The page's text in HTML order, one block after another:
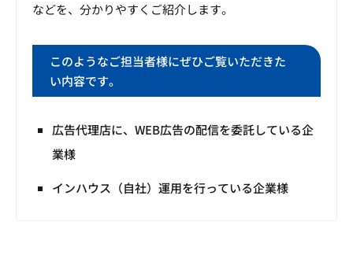
などを、分かりやすくご紹介します。
このようなご担当者様にぜひご覧いただきた
い内容です。
広告代理店に、WEB広告の配信を委託している企
業様
インハウス（自社）運用を行っている企業様